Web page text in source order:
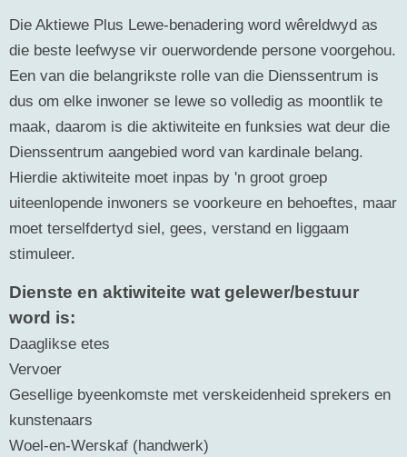
Die Aktiewe Plus Lewe-benadering word wêreldwyd as
die beste leefwyse vir ouerwordende persone voorgehou.
Een van die belangrikste rolle van die Dienssentrum is
dus om elke inwoner se lewe so volledig as moontlik te
maak, daarom is die aktiwiteite en funksies wat deur die
Dienssentrum aangebied word van kardinale belang.
Hierdie aktiwiteite moet inpas by 'n groot groep
uiteenlopende inwoners se voorkeure en behoeftes, maar
moet terselfdertyd siel, gees, verstand en liggaam
stimuleer.
Dienste en aktiwiteite wat gelewer/bestuur
word is:
Daaglikse etes
Vervoer
Gesellige byeenkomste met verskeidenheid sprekers en
kunstenaars
Woel-en-Werskaf (handwerk)